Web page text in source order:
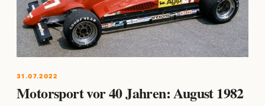
31.07.2022
Motorsport vor 40 Jahren: August 1982